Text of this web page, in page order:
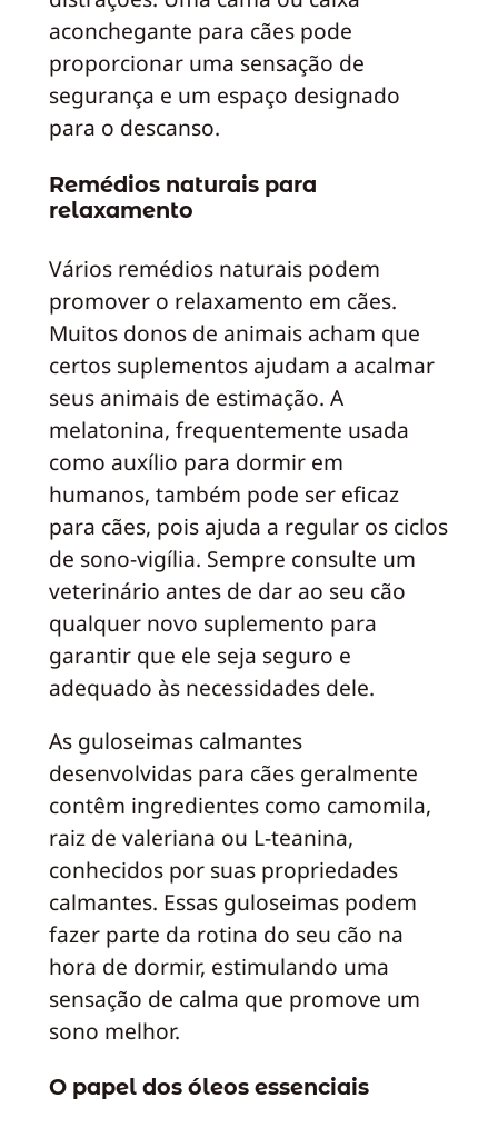
aconchegante para cães pode
proporcionar uma sensação de
segurança e um espaço designado
para o descanso.
Remédios naturais para
relaxamento
Vários remédios naturais podem
promover o relaxamento em cães.
Muitos donos de animais acham que
certos suplementos ajudam a acalmar
seus animais de estimação. A
melatonina, frequentemente usada
como auxílio para dormir em
humanos, também pode ser eficaz
para cães, pois ajuda a regular os ciclos
de sono-vigília. Sempre consulte um
veterinário antes de dar ao seu cão
qualquer novo suplemento para
garantir que ele seja seguro e
adequado às necessidades dele.
As guloseimas calmantes
desenvolvidas para cães geralmente
contêm ingredientes como camomila,
raiz de valeriana ou L-teanina,
conhecidos por suas propriedades
calmantes. Essas guloseimas podem
fazer parte da rotina do seu cão na
hora de dormir, estimulando uma
sensação de calma que promove um
sono melhor.
O papel dos óleos essenciais